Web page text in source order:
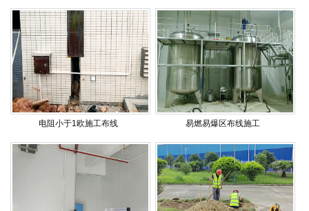
电阻小于1欧施工布线 易燃易爆区布线施工